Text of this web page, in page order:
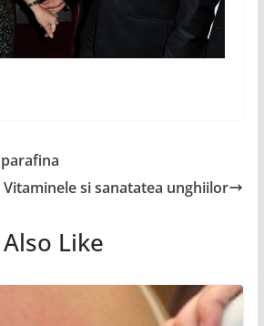
Vitaminele si sanatatea unghiilor
Like